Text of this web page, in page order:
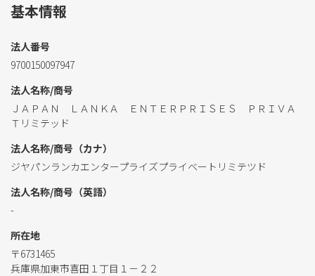
基本情報
法人番号
9700150097947
法人名称/商号
ＪＡＰＡＮ ＬＡＮＫＡ ＥＮＴＥＲＰＲＩＳＥＳ ＰＲＩＶＡ
Ｔリミテッド
法人名称/商号（カナ）
ジヤパンランカエンタープライズプライベートリミテツド
法人名称/商号（英語）
-
所在地
〒6731465
兵庫県加東市喜田１丁目１－２２